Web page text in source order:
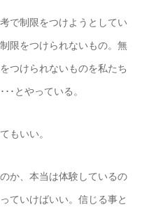
で制限をつけようとしてい
限をつけられないもの。無
つけられないものを私たち
･とやっている。
もいい。
か、本当は体験しているの
ていけばいい。信じる事と